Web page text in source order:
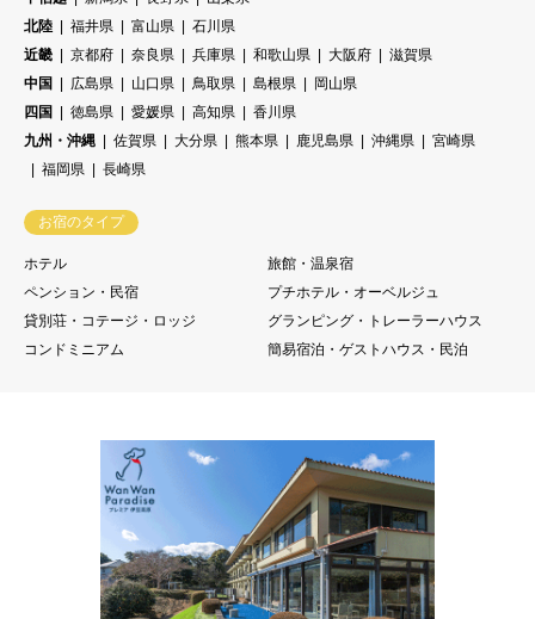
北陸
福井県 富山県
石川県
近畿
京都府 奈良県 兵庫県 和歌山県 大阪府
滋賀県
中国
広島県 山口県 鳥取県 島根県
岡山県
四国
徳島県 愛媛県 高知県
香川県
九州・沖縄
佐賀県 大分県 熊本県 鹿児島県 沖縄県
宮崎県
福岡県
長崎県
お宿のタイプ
ホテル
旅館・温泉宿
ペンション・民宿
プチホテル・オーベルジュ
貸別荘・コテージ・ロッジ
グランピング・トレーラーハウス
コンドミニアム
簡易宿泊・ゲストハウス・民泊